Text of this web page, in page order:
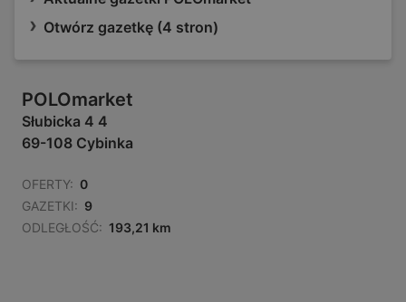
Otwórz gazetkę (4 stron)
POLOmarket
Słubicka 4 4
69-108 Cybinka
OFERTY: 0
GAZETKI: 9
ODLEGŁOŚĆ: 193,21 km